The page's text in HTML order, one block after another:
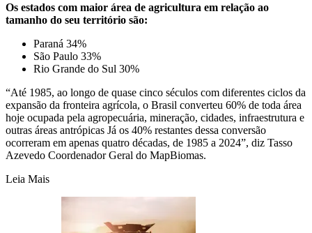
Os estados com maior área de agricultura em relação ao
tamanho do seu território são:
Paraná 34%
São Paulo 33%
Rio Grande do Sul 30%
“Até 1985, ao longo de quase cinco séculos com diferentes ciclos da
expansão da fronteira agrícola, o Brasil converteu 60% de toda área
hoje ocupada pela agropecuária, mineração, cidades, infraestrutura e
outras áreas antrópicas Já os 40% restantes dessa conversão
ocorreram em apenas quatro décadas, de 1985 a 2024”, diz Tasso
Azevedo Coordenador Geral do MapBiomas.
Leia Mais